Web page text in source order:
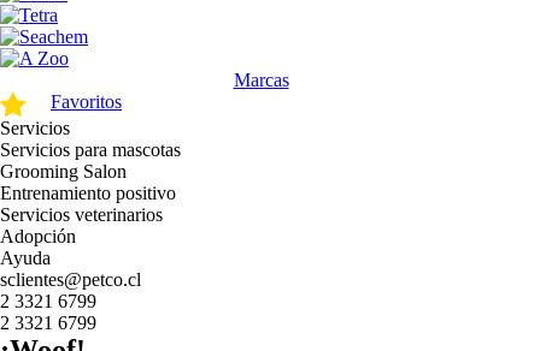
Marcas
Favoritos
Servicios
Servicios para mascotas
Grooming Salon
Entrenamiento positivo
Servicios veterinarios
Adopción
Ayuda
sclientes@petco.cl
2 3321 6799
2 3321 6799